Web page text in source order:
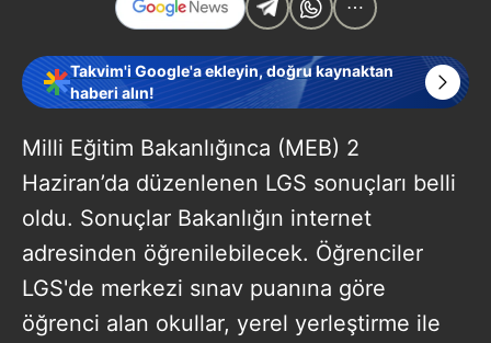
Takvim'i Google'a ekleyin, doğru kaynaktan
haberi alın!
Milli Eğitim Bakanlığınca (MEB) 2
Haziran’da düzenlenen LGS sonuçları belli
oldu. Sonuçlar Bakanlığın internet
adresinden öğrenilebilecek. Öğrenciler
LGS'de merkezi sınav puanına göre
öğrenci alan okullar, yerel yerleştirme ile